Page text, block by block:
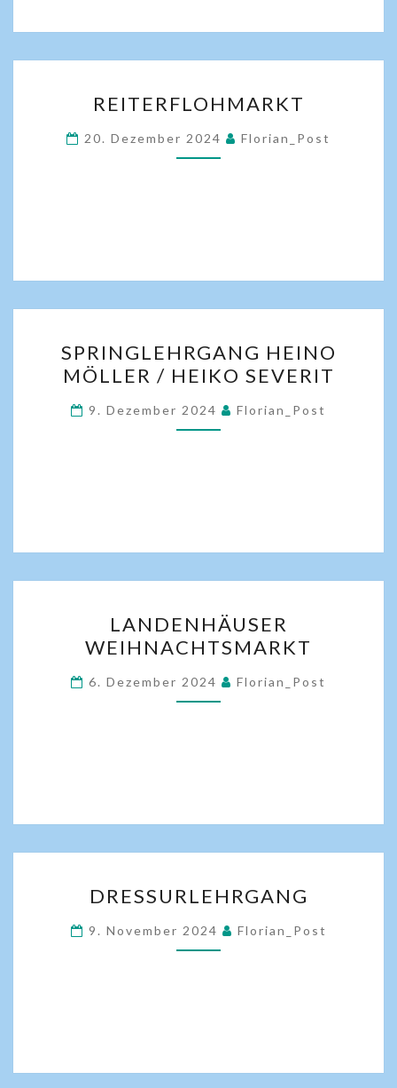
REITERFLOHMARKT
20. Dezember 2024 Florian_Post
SPRINGLEHRGANG HEINO
MÖLLER / HEIKO SEVERIT
9. Dezember 2024 Florian_Post
LANDENHÄUSER
WEIHNACHTSMARKT
6. Dezember 2024 Florian_Post
DRESSURLEHRGANG
9. November 2024 Florian_Post